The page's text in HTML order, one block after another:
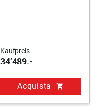
Kaufpreis
34’489.-
Acquista shopping_cart